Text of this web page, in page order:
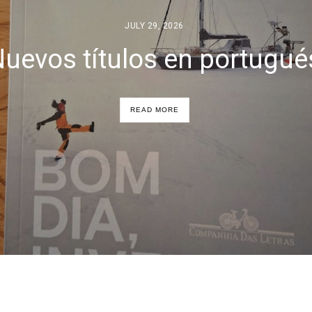
JULY 29, 2026
títulos en
READ MORE